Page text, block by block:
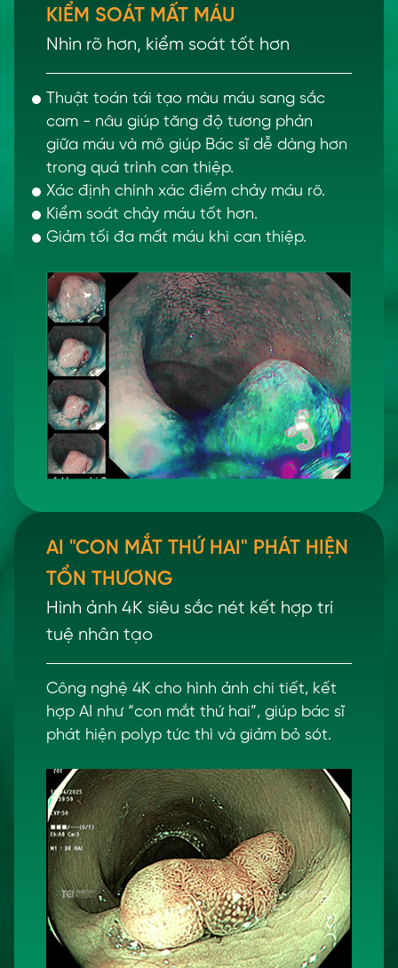
KIỂM SOÁT MẤT MÁU
Nhìn rõ hơn, kiểm soát tốt hơn
Thuật toán tái tạo màu máu sang sắc
cam - nâu giúp tăng độ tương phản
giữa máu và mô giúp Bác sĩ dễ dàng hơn
trong quá trình can thiệp.
Xác định chính xác điểm chảy máu rõ.
Kiểm soát chảy máu tốt hơn.
Giảm tối đa mất máu khi can thiệp.
AI "CON MẮT THỨ HAI" PHÁT HIỆN
TỔN THƯƠNG
Hình ảnh 4K siêu sắc nét kết hợp trí
tuệ nhân tạo
Công nghệ 4K cho hình ảnh chi tiết, kết
hợp AI như “con mắt thứ hai”, giúp bác sĩ
phát hiện polyp tức thì và giảm bỏ sót.